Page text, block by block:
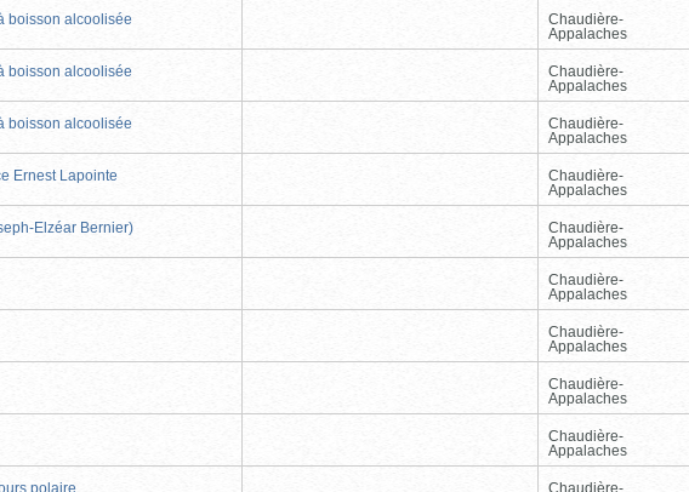
boisson alcoolisée
Chaudière-
Appalaches
boisson alcoolisée
Chaudière-
Appalaches
boisson alcoolisée
Chaudière-
Appalaches
Ernest Lapointe
Chaudière-
Appalaches
Elzéar Bernier)
Chaudière-
Appalaches
Chaudière-
Appalaches
Chaudière-
Appalaches
Chaudière-
Appalaches
Chaudière-
Appalaches
polaire Chaudière-